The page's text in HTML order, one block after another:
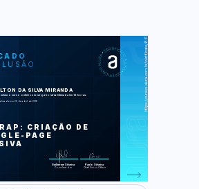
DA SILVA MIRANDA
o curso online com carga horária estimada em 12 horas.
em 25 de abril de 2018
CRIAÇÃO DE
PAGE
Guilherme Silveira
Coordenador
Paulo Silveira
Chief Vision Officer
https://cursos.alura.com.br/certificate/86393f18-6eda-4a36-9601-3fea7d5f0a3d
LAS
Introdução
Começando a implementar o site
Mostrando os projetos da Empresa
Mostrando os depoimentos dos
empresa
Mostrando o endereço no rodapé
Navegando entre as seções com a
Deixando o site responsivo em telas